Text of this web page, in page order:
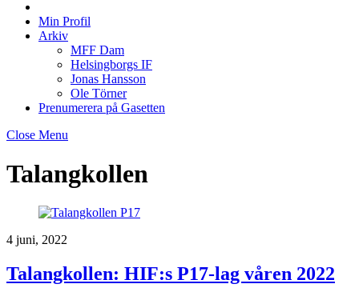
Min Profil
Arkiv
MFF Dam
Helsingborgs IF
Jonas Hansson
Ole Törner
Prenumerera på Gasetten
Close Menu
Talangkollen
4 juni, 2022
Talangkollen: HIF:s P17-lag våren 2022